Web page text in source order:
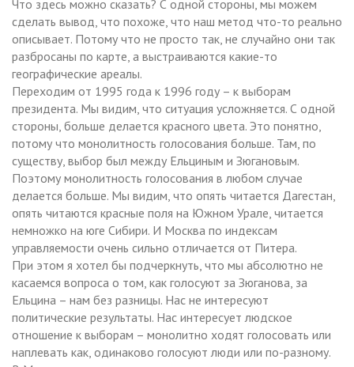
Что здесь можно сказать? С одной стороны, мы можем
сделать вывод, что похоже, что наш метод что-то реально
описывает. Потому что не просто так, не случайно они так
разбросаны по карте, а выстраиваются какие-то
географические ареалы.
Переходим от 1995 года к 1996 году – к выборам
президента. Мы видим, что ситуация усложняется. С одной
стороны, больше делается красного цвета. Это понятно,
потому что монолитность голосования больше. Там, по
существу, выбор был между Ельциным и Зюгановым.
Поэтому монолитность голосования в любом случае
делается больше. Мы видим, что опять читается Дагестан,
опять читаются красные поля на Южном Урале, читается
немножко на юге Сибири. И Москва по индексам
управляемости очень сильно отличается от Питера.
При этом я хотел бы подчеркнуть, что мы абсолютно не
касаемся вопроса о том, как голосуют за Зюганова, за
Ельцина – нам без разницы. Нас не интересуют
политические результаты. Нас интересует людское
отношение к выборам – монолитно ходят голосовать или
наплевать как, одинаково голосуют люди или по-разному.